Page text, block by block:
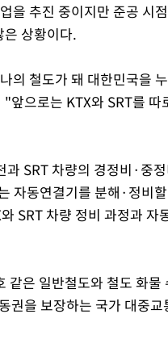
을 추진 중이지만 준공 시
은 상황이다.
의 철도가 돼 대한민국을
으로는 KTX와 SRT를 따
SRT 차량의 경정비·중
자동연결기를 분해·정비
SRT 차량 정비 과정과 자
은 일반철도와 철도 화물
을 보장하는 국가 대중